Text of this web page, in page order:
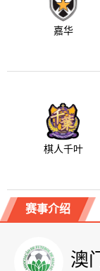
嘉华
棋人千叶
赛事介绍
澳